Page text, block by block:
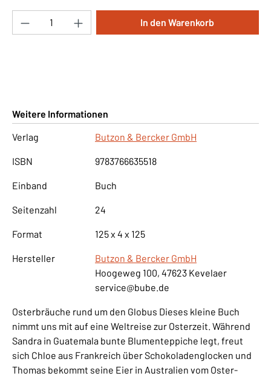
Produkt Anzahl: Gib den gewünschten
In den Warenkorb
Weitere Informationen
Verlag
Butzon & Bercker GmbH
ISBN 9783766635518
Einband Buch
Seitenzahl 24
Format 125 x 4 x 125
Hersteller
Butzon & Bercker GmbH
Hoogeweg 100, 47623 Kevelaer
service@bube.de
Osterbräuche rund um den Globus Dieses kleine Buch
nimmt uns mit auf eine Weltreise zur Osterzeit. Während
Sandra in Guatemala bunte Blumenteppiche legt, freut
sich Chloe aus Frankreich über Schokoladenglocken und
Thomas bekommt seine Eier in Australien vom Oster-